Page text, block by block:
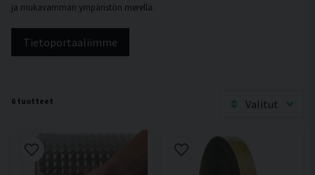
ja mukavamman ympäristön merellä.
Tietoportaaliimme
6 tuotteet Valitut